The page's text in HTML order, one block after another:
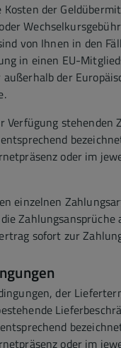
Kosten der
von Ihnen in den
in einen EU-
der
Verfügung stehenden
oder im
einzelnen
Zahlungsansprüche
sofort zur
der
oder im